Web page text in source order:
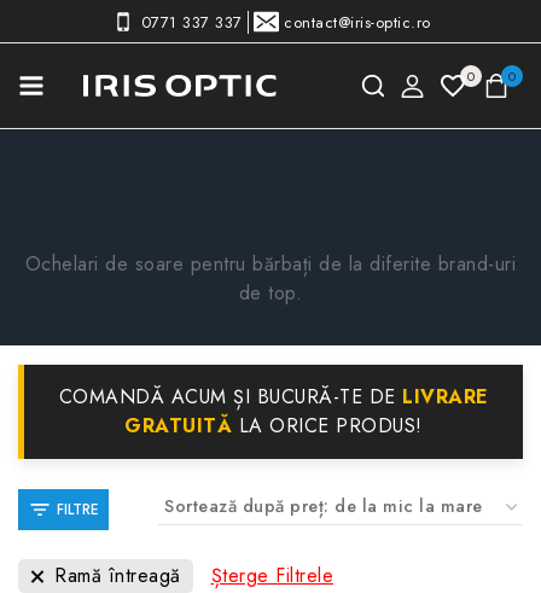
0771 337 337 contact@iris-optic.ro
0 0
Ochelari de soare pentru bărbați de la diferite brand-uri
de top.
COMANDĂ ACUM ȘI BUCURĂ-TE DE LIVRARE
GRATUITĂ LA ORICE PRODUS!
FILTRE
Ramă întreagă Șterge Filtrele